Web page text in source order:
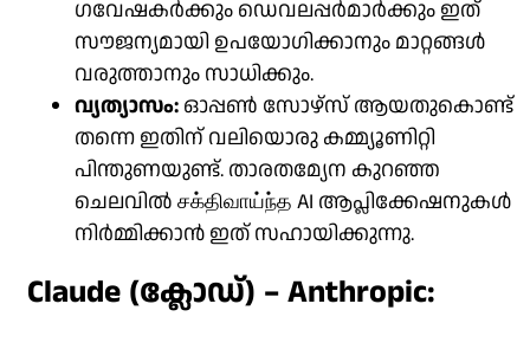
ഗവേഷകർക്കും ഡെവലപ്പർമാർക്കും ഇത്
സൗജന്യമായി ഉപയോഗിക്കാനും മാറ്റങ്ങൾ
വരുത്താനും സാധിക്കും.
വ്യത്യാസം: ഓപ്പൺ സോഴ്‌സ് ആയതുകൊണ്ട്
തന്നെ ഇതിന് വലിയൊരു കമ്മ്യൂണിറ്റി
പിന്തുണയുണ്ട്. താരതമ്യേന കുറഞ്ഞ
ചെലവിൽ சக்திவாய்ந்த AI ആപ്ലിക്കേഷനുകൾ
നിർമ്മിക്കാൻ ഇത് സഹായിക്കുന്നു.
Claude (ക്ലോഡ്) – Anthropic: